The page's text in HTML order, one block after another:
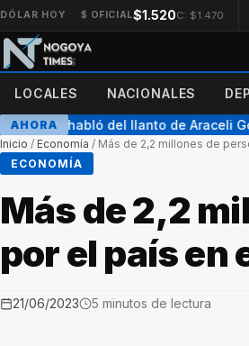
DÓLAR HOY $ OFICIAL$1.520C: $1.470
LOCALES NACIONALES
AHORA
Suar habló del llanto de Araceli
Inicio / Economía / Más de 2,2 millones de
ECONOMÍA
Más de 2,2
por el país en
21/06/2023 5 minutos de lectura